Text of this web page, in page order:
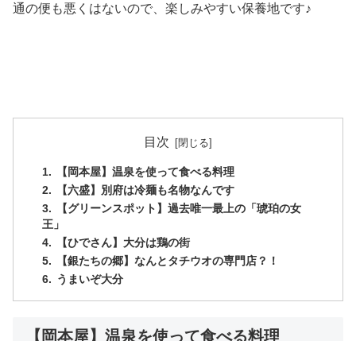
通の便も悪くはないので、楽しみやすい保養地です♪
目次
【岡本屋】温泉を使って食べる料理
【六盛】別府は冷麺も名物なんです
【グリーンスポット】過去唯一最上の「琥珀の女
王」
【ひでさん】大分は鶏の街
【銀たちの郷】なんとタチウオの専門店？！
うまいぞ大分
【岡本屋】温泉を使って食べる料理